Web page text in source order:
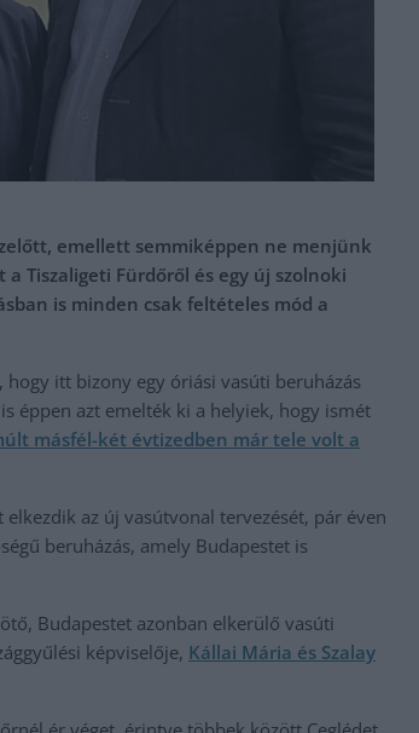
emellett semmiképpen ne menjünk
Tiszaligeti Fürdőről és egy új szolnoki
is minden csak feltételes mód a
itt bizony egy óriási vasúti beruházás
is éppen azt emelték ki a helyiek, hogy ismét
másfél-két évtizedben már tele volt a
az új vasútvonal tervezését, pár éven
beruházás, amely Budapestet is
Budapestet azonban elkerülő vasúti
képviselője, Kállai Mária és Szalay